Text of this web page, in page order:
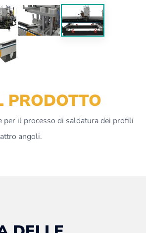
PRODOTTO
per il processo di saldatura dei profili
angoli.